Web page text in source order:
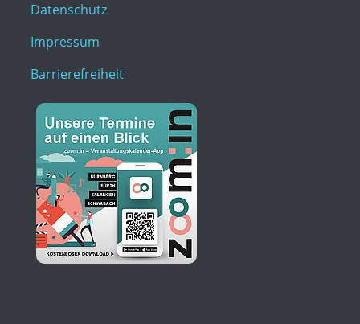
Datenschutz
Impressum
Barrierefreiheit